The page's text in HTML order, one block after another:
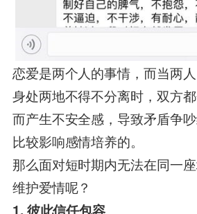
恋爱是两个人的事情，而当两
身处两地不得不分离时，双方
而产生不安全感，导致矛盾争
比较影响感情培养的。
那么面对短时期内无法在同一
维护爱情呢？